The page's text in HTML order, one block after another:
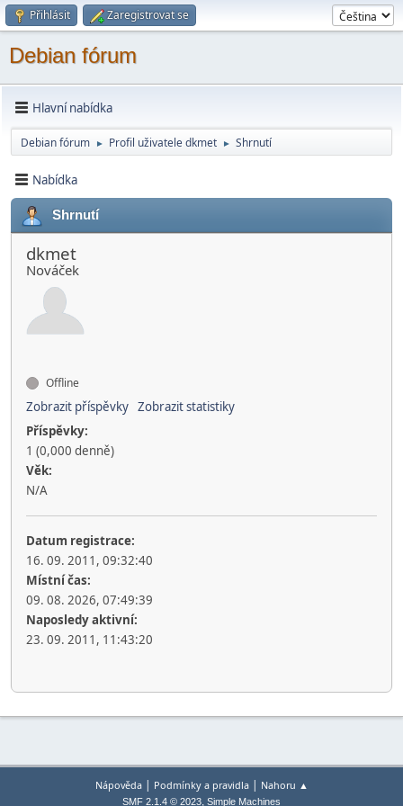
Přihlásit Zaregistrovat se
Debian fórum
Hlavní nabídka
Debian fórum ► Profil uživatele dkmet ► Shrnutí
Nabídka
Shrnutí
dkmet
Nováček
Offline
Zobrazit příspěvky Zobrazit statistiky
Příspěvky:
1 (0,000 denně)
Věk:
N/A
Datum registrace:
16. 09. 2011, 09:32:40
Místní čas:
09. 08. 2026, 07:49:39
Naposledy aktivní:
23. 09. 2011, 11:43:20
Nápověda| Podmínky a pravidla| Nahoru ▲
SMF 2.1.4 © 2023, Simple Machines